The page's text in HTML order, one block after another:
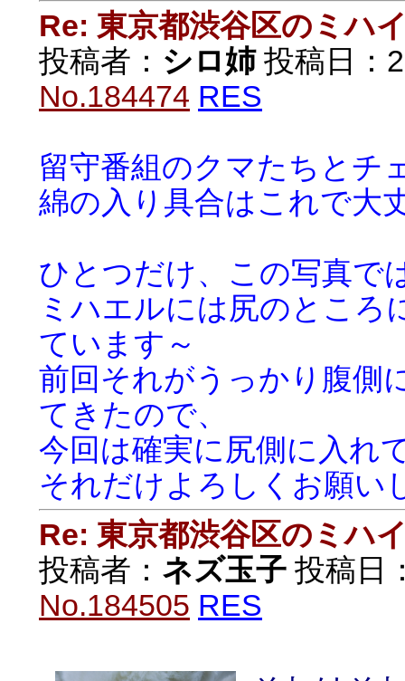
Re: 東京都渋谷区のミハ
投稿者： シロ姉投稿日：
No.184474 RES
留守番組のクマたちとチ
綿の入り具合はこれで大
ひとつだけ、この写真で
ミハエルには尻のところ
ています～
前回それがうっかり腹側
てきたので、
今回は確実に尻側に入れ
それだけよろしくお願い
Re: 東京都渋谷区のミハ
投稿者： ネズ玉子 投稿日
No.184505 RES